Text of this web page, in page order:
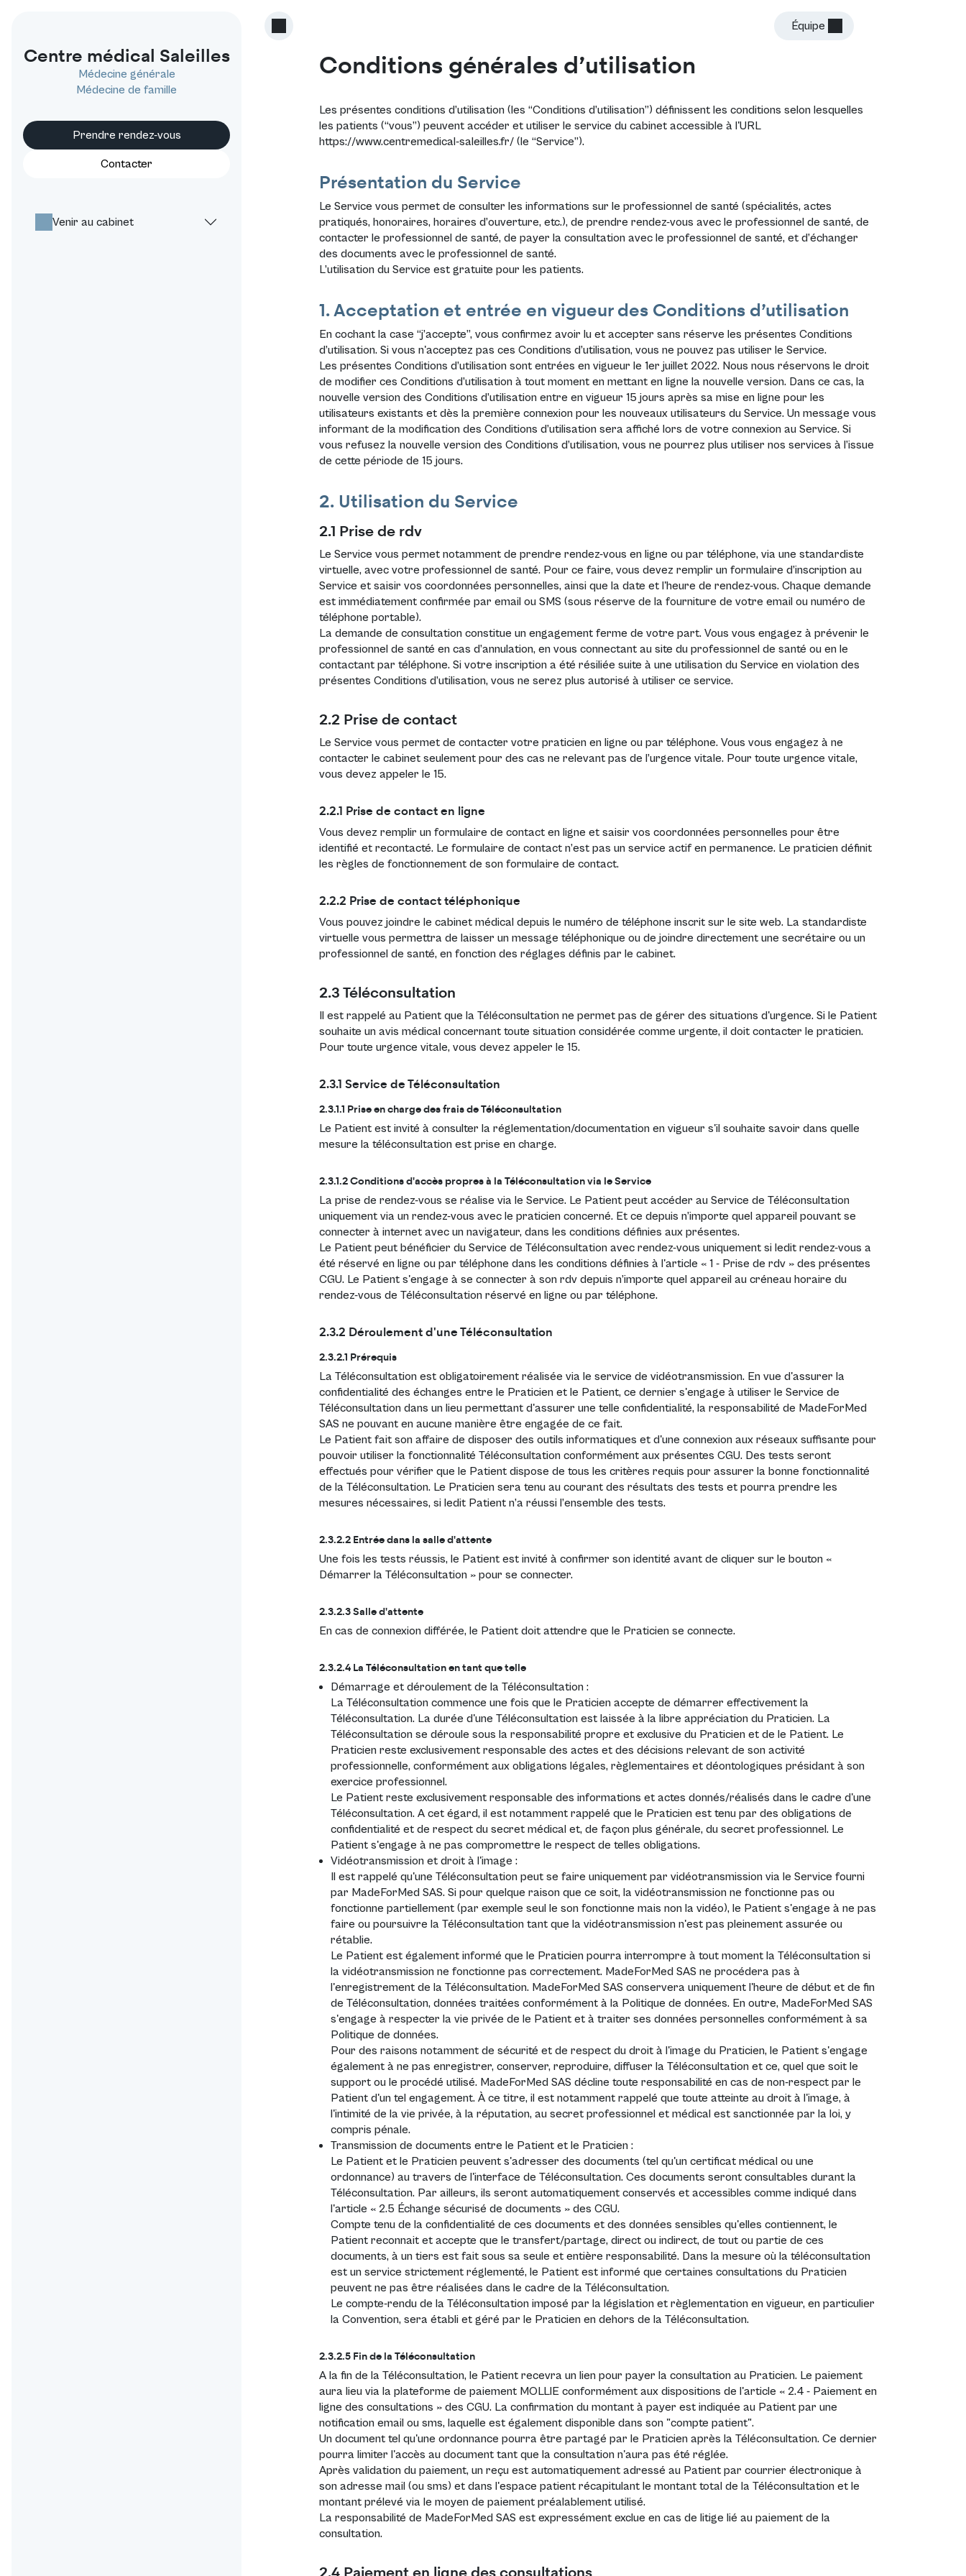
Équipe
Centre médical Saleilles
Médecine générale
Médecine de famille
Prendre rendez-vous
Contacter
Venir au cabinet
Conditions générales d’utilisation
Les présentes conditions d’utilisation (les “Conditions d’utilisation”) définissent les conditions selon lesquelles
les patients (“vous”) peuvent accéder et utiliser le service du cabinet accessible à l'URL
https://www.centremedical-saleilles.fr/ (le “Service”).
Présentation du Service
Le Service vous permet de consulter les informations sur le professionnel de santé (spécialités, actes
pratiqués, honoraires, horaires d’ouverture, etc.), de prendre rendez-vous avec le professionnel de santé, de
contacter le professionnel de santé, de payer la consultation avec le professionnel de santé, et d’échanger
des documents avec le professionnel de santé.
L’utilisation du Service est gratuite pour les patients.
1. Acceptation et entrée en vigueur des Conditions d’utilisation
En cochant la case “j’accepte”, vous confirmez avoir lu et accepter sans réserve les présentes Conditions
d’utilisation. Si vous n'acceptez pas ces Conditions d’utilisation, vous ne pouvez pas utiliser le Service.
Les présentes Conditions d’utilisation sont entrées en vigueur le 1er juillet 2022. Nous nous réservons le droit
de modifier ces Conditions d’utilisation à tout moment en mettant en ligne la nouvelle version. Dans ce cas, la
nouvelle version des Conditions d’utilisation entre en vigueur 15 jours après sa mise en ligne pour les
utilisateurs existants et dès la première connexion pour les nouveaux utilisateurs du Service. Un message vous
informant de la modification des Conditions d’utilisation sera affiché lors de votre connexion au Service. Si
vous refusez la nouvelle version des Conditions d’utilisation, vous ne pourrez plus utiliser nos services à l’issue
de cette période de 15 jours.
2. Utilisation du Service
2.1 Prise de rdv
Le Service vous permet notamment de prendre rendez-vous en ligne ou par téléphone, via une standardiste
virtuelle, avec votre professionnel de santé. Pour ce faire, vous devez remplir un formulaire d’inscription au
Service et saisir vos coordonnées personnelles, ainsi que la date et l'heure de rendez-vous. Chaque demande
est immédiatement confirmée par email ou SMS (sous réserve de la fourniture de votre email ou numéro de
téléphone portable).
La demande de consultation constitue un engagement ferme de votre part. Vous vous engagez à prévenir le
professionnel de santé en cas d’annulation, en vous connectant au site du professionnel de santé ou en le
contactant par téléphone. Si votre inscription a été résiliée suite à une utilisation du Service en violation des
présentes Conditions d’utilisation, vous ne serez plus autorisé à utiliser ce service.
2.2 Prise de contact
Le Service vous permet de contacter votre praticien en ligne ou par téléphone. Vous vous engagez à ne
contacter le cabinet seulement pour des cas ne relevant pas de l’urgence vitale. Pour toute urgence vitale,
vous devez appeler le 15.
2.2.1 Prise de contact en ligne
Vous devez remplir un formulaire de contact en ligne et saisir vos coordonnées personnelles pour être
identifié et recontacté. Le formulaire de contact n’est pas un service actif en permanence. Le praticien définit
les règles de fonctionnement de son formulaire de contact.
2.2.2 Prise de contact téléphonique
Vous pouvez joindre le cabinet médical depuis le numéro de téléphone inscrit sur le site web. La standardiste
virtuelle vous permettra de laisser un message téléphonique ou de joindre directement une secrétaire ou un
professionnel de santé, en fonction des réglages définis par le cabinet.
2.3 Téléconsultation
Il est rappelé au Patient que la Téléconsultation ne permet pas de gérer des situations d'urgence. Si le Patient
souhaite un avis médical concernant toute situation considérée comme urgente, il doit contacter le praticien.
Pour toute urgence vitale, vous devez appeler le 15.
2.3.1 Service de Téléconsultation
2.3.1.1 Prise en charge des frais de Téléconsultation
Le Patient est invité à consulter la réglementation/documentation en vigueur s'il souhaite savoir dans quelle
mesure la téléconsultation est prise en charge.
2.3.1.2 Conditions d'accès propres à la Téléconsultation via le Service
La prise de rendez-vous se réalise via le Service. Le Patient peut accéder au Service de Téléconsultation
uniquement via un rendez-vous avec le praticien concerné. Et ce depuis n’importe quel appareil pouvant se
connecter à internet avec un navigateur, dans les conditions définies aux présentes.
Le Patient peut bénéficier du Service de Téléconsultation avec rendez-vous uniquement si ledit rendez-vous a
été réservé en ligne ou par téléphone dans les conditions définies à l'article « 1 - Prise de rdv » des présentes
CGU. Le Patient s'engage à se connecter à son rdv depuis n’importe quel appareil au créneau horaire du
rendez-vous de Téléconsultation réservé en ligne ou par téléphone.
2.3.2 Déroulement d'une Téléconsultation
2.3.2.1 Prérequis
La Téléconsultation est obligatoirement réalisée via le service de vidéotransmission. En vue d'assurer la
confidentialité des échanges entre le Praticien et le Patient, ce dernier s'engage à utiliser le Service de
Téléconsultation dans un lieu permettant d'assurer une telle confidentialité, la responsabilité de MadeForMed
SAS ne pouvant en aucune manière être engagée de ce fait.
Le Patient fait son affaire de disposer des outils informatiques et d'une connexion aux réseaux suffisante pour
pouvoir utiliser la fonctionnalité Téléconsultation conformément aux présentes CGU. Des tests seront
effectués pour vérifier que le Patient dispose de tous les critères requis pour assurer la bonne fonctionnalité
de la Téléconsultation. Le Praticien sera tenu au courant des résultats des tests et pourra prendre les
mesures nécessaires, si ledit Patient n’a réussi l’ensemble des tests.
2.3.2.2 Entrée dans la salle d'attente
Une fois les tests réussis, le Patient est invité à confirmer son identité avant de cliquer sur le bouton «
Démarrer la Téléconsultation » pour se connecter.
2.3.2.3 Salle d'attente
En cas de connexion différée, le Patient doit attendre que le Praticien se connecte.
2.3.2.4 La Téléconsultation en tant que telle
Démarrage et déroulement de la Téléconsultation :
La Téléconsultation commence une fois que le Praticien accepte de démarrer effectivement la
Téléconsultation. La durée d'une Téléconsultation est laissée à la libre appréciation du Praticien. La
Téléconsultation se déroule sous la responsabilité propre et exclusive du Praticien et de le Patient. Le
Praticien reste exclusivement responsable des actes et des décisions relevant de son activité
professionnelle, conformément aux obligations légales, règlementaires et déontologiques présidant à son
exercice professionnel.
Le Patient reste exclusivement responsable des informations et actes donnés/réalisés dans le cadre d'une
Téléconsultation. A cet égard, il est notamment rappelé que le Praticien est tenu par des obligations de
confidentialité et de respect du secret médical et, de façon plus générale, du secret professionnel. Le
Patient s'engage à ne pas compromettre le respect de telles obligations.
Vidéotransmission et droit à l'image :
Il est rappelé qu'une Téléconsultation peut se faire uniquement par vidéotransmission via le Service fourni
par MadeForMed SAS. Si pour quelque raison que ce soit, la vidéotransmission ne fonctionne pas ou
fonctionne partiellement (par exemple seul le son fonctionne mais non la vidéo), le Patient s'engage à ne pas
faire ou poursuivre la Téléconsultation tant que la vidéotransmission n'est pas pleinement assurée ou
rétablie.
Le Patient est également informé que le Praticien pourra interrompre à tout moment la Téléconsultation si
la vidéotransmission ne fonctionne pas correctement. MadeForMed SAS ne procédera pas à
l'enregistrement de la Téléconsultation. MadeForMed SAS conservera uniquement l'heure de début et de fin
de Téléconsultation, données traitées conformément à la Politique de données. En outre, MadeForMed SAS
s'engage à respecter la vie privée de le Patient et à traiter ses données personnelles conformément à sa
Politique de données.
Pour des raisons notamment de sécurité et de respect du droit à l'image du Praticien, le Patient s'engage
également à ne pas enregistrer, conserver, reproduire, diffuser la Téléconsultation et ce, quel que soit le
support ou le procédé utilisé. MadeForMed SAS décline toute responsabilité en cas de non-respect par le
Patient d'un tel engagement. À ce titre, il est notamment rappelé que toute atteinte au droit à l'image, à
l'intimité de la vie privée, à la réputation, au secret professionnel et médical est sanctionnée par la loi, y
compris pénale.
Transmission de documents entre le Patient et le Praticien :
Le Patient et le Praticien peuvent s'adresser des documents (tel qu'un certificat médical ou une
ordonnance) au travers de l'interface de Téléconsultation. Ces documents seront consultables durant la
Téléconsultation. Par ailleurs, ils seront automatiquement conservés et accessibles comme indiqué dans
l'article « 2.5 Échange sécurisé de documents » des CGU.
Compte tenu de la confidentialité de ces documents et des données sensibles qu'elles contiennent, le
Patient reconnait et accepte que le transfert/partage, direct ou indirect, de tout ou partie de ces
documents, à un tiers est fait sous sa seule et entière responsabilité. Dans la mesure où la téléconsultation
est un service strictement réglementé, le Patient est informé que certaines consultations du Praticien
peuvent ne pas être réalisées dans le cadre de la Téléconsultation.
Le compte-rendu de la Téléconsultation imposé par la législation et règlementation en vigueur, en particulier
la Convention, sera établi et géré par le Praticien en dehors de la Téléconsultation.
2.3.2.5 Fin de la Téléconsultation
A la fin de la Téléconsultation, le Patient recevra un lien pour payer la consultation au Praticien. Le paiement
aura lieu via la plateforme de paiement MOLLIE conformément aux dispositions de l'article « 2.4 - Paiement en
ligne des consultations » des CGU. La confirmation du montant à payer est indiquée au Patient par une
notification email ou sms, laquelle est également disponible dans son "compte patient".
Un document tel qu'une ordonnance pourra être partagé par le Praticien après la Téléconsultation. Ce dernier
pourra limiter l'accès au document tant que la consultation n'aura pas été réglée.
Après validation du paiement, un reçu est automatiquement adressé au Patient par courrier électronique à
son adresse mail (ou sms) et dans l'espace patient récapitulant le montant total de la Téléconsultation et le
montant prélevé via le moyen de paiement préalablement utilisé.
La responsabilité de MadeForMed SAS est expressément exclue en cas de litige lié au paiement de la
consultation.